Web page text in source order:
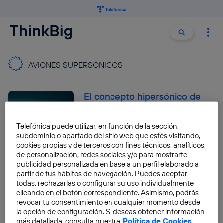
Buscar
AVIONES SUPERSÓNICOS
El concepto hipersónico de
Pablo G. Bejerano
China trabaja en un avión
hipersónico que hará Pekín-
Nueva York en dos horas
Pablo G. Bejerano
Telefónica puede utilizar, en función de la sección,
subdominio o apartado del sitio web que estés visitando,
cookies propias y de terceros con fines técnicos, analíticos,
de personalización, redes sociales y/o para mostrarte
publicidad personalizada en base a un perfil elaborado a
partir de tus hábitos de navegación. Puedes aceptar
todas, rechazarlas o configurar su uso individualmente
clicando en el botón correspondiente. Asimismo, podrás
revocar tu consentimiento en cualquier momento desde
la opción de configuración. Si deseas obtener información
más detallada, consulta nuestra Política de Cookies.